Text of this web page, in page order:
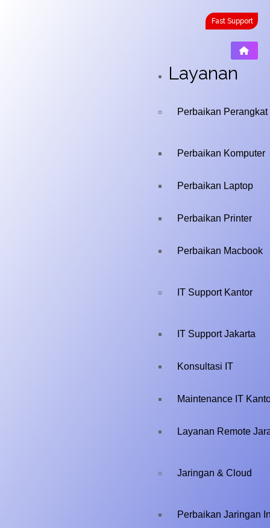
Fast Support
Layanan
Perbaikan Perangkat
Perbaikan Komputer
Perbaikan Laptop
Perbaikan Printer
Perbaikan Macbook
IT Support Kantor
IT Support Jakarta
Konsultasi IT
Maintenance IT
Layanan Remote
Jaringan & Cloud
Perbaikan Jaringan